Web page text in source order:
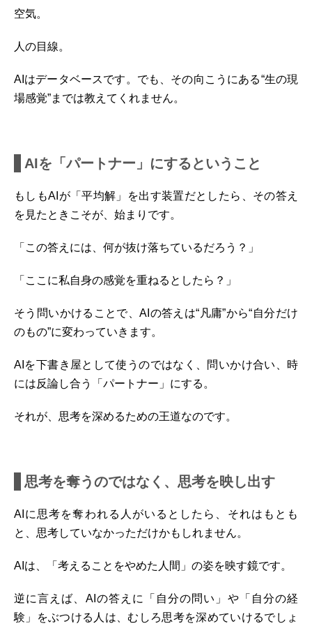
空気。
人の目線。
AIはデータベースです。でも、その向こうにある“生の現
場感覚”までは教えてくれません。
AIを「パートナー」にするということ
もしもAIが「平均解」を出す装置だとしたら、その答え
を見たときこそが、始まりです。
「この答えには、何が抜け落ちているだろう？」
「ここに私自身の感覚を重ねるとしたら？」
そう問いかけることで、AIの答えは“凡庸”から“自分だけ
のもの”に変わっていきます。
AIを下書き屋として使うのではなく、問いかけ合い、時
には反論し合う「パートナー」にする。
それが、思考を深めるための王道なのです。
思考を奪うのではなく、思考を映し出す
AIに思考を奪われる人がいるとしたら、それはもとも
と、思考していなかっただけかもしれません。
AIは、「考えることをやめた人間」の姿を映す鏡です。
逆に言えば、AIの答えに「自分の問い」や「自分の経
験」をぶつける人は、むしろ思考を深めていけるでしょ